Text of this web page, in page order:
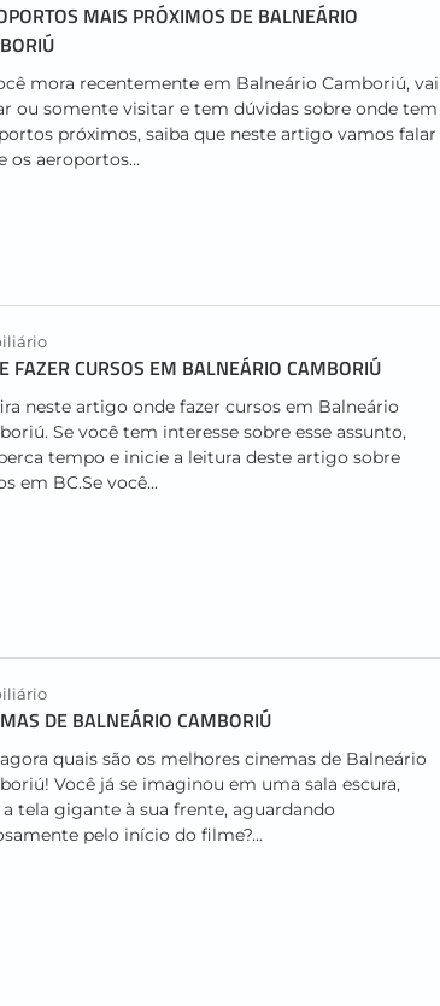
MAIS PRÓXIMOS DE BALNEÁRIO
mora recentemente em Balneário Camboriú, vai
ou somente visitar e tem dúvidas sobre onde tem
próximos, saiba que neste artigo vamos falar
os aeroportos...
FAZER CURSOS EM BALNEÁRIO CAMBORIÚ
neste artigo onde fazer cursos em Balneário
Se você tem interesse sobre esse assunto,
tempo e inicie a leitura deste artigo sobre
em BC.Se você...
DE BALNEÁRIO CAMBORIÚ
quais são os melhores cinemas de Balneário
Você já se imaginou em uma sala escura,
tela gigante à sua frente, aguardando
pelo início do filme?...